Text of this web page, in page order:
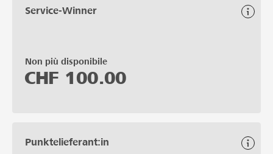
Service-Winner
Non più disponibile
CHF 100.00
Punktelieferant:in